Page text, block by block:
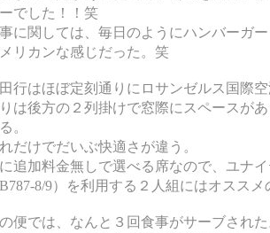
でした！！笑
に関しては、毎日のようにハンバーガ
リカンな感じだった。笑
行はほぼ定刻通りにロサンゼルス国際
は後方の２列掛けで窓際にスペースが
。
だけでだいぶ快適さが違う。
追加料金無しで選べる席なので、ユナ
B787-8/9）を利用する２人組にはオススメ
便では、なんと３回食事がサーブされ